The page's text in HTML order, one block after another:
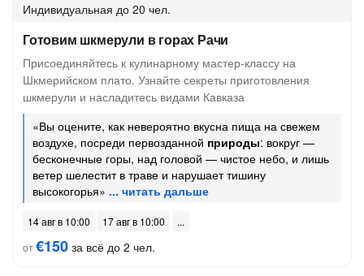
Индивидуальная до 20 чел.
Готовим шкмерули в горах Рачи
Присоединяйтесь к кулинарному мастер-классу на
Шкмерийском плато. Узнайте секреты приготовления
шкмерули и насладитесь видами Кавказа
«Вы оцените, как невероятно вкусна пища на свежем
воздухе, посреди первозданной природы: вокруг —
бесконечные горы, над головой — чистое небо, и лишь
ветер шелестит в траве и нарушает тишину
высокогорья»
14 авг в 10:00
17 авг в 10:00
от€150 за всё до 2 чел.